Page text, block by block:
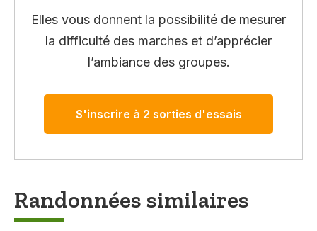
Elles vous donnent la possibilité de mesurer
la difficulté des marches et d’apprécier
l’ambiance des groupes.
S'inscrire à 2 sorties d'essais
Randonnées similaires